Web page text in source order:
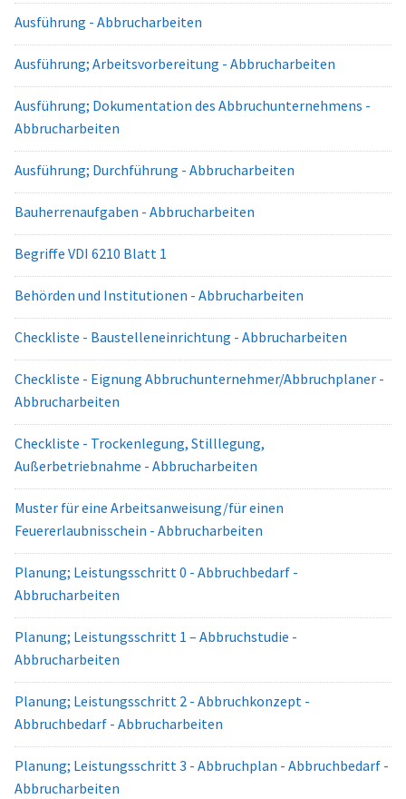
Ausführung - Abbrucharbeiten
Ausführung; Arbeitsvorbereitung - Abbrucharbeiten
Ausführung; Dokumentation des Abbruchunternehmens -
Abbrucharbeiten
Ausführung; Durchführung - Abbrucharbeiten
Bauherrenaufgaben - Abbrucharbeiten
Begriffe VDI 6210 Blatt 1
Behörden und Institutionen - Abbrucharbeiten
Checkliste - Baustelleneinrichtung - Abbrucharbeiten
Checkliste - Eignung Abbruchunternehmer/Abbruchplaner -
Abbrucharbeiten
Checkliste - Trockenlegung, Stilllegung,
Außerbetriebnahme - Abbrucharbeiten
Muster für eine Arbeitsanweisung/für einen
Feuererlaubnisschein - Abbrucharbeiten
Planung; Leistungsschritt 0 - Abbruchbedarf -
Abbrucharbeiten
Planung; Leistungsschritt 1 – Abbruchstudie -
Abbrucharbeiten
Planung; Leistungsschritt 2 - Abbruchkonzept -
Abbruchbedarf - Abbrucharbeiten
Planung; Leistungsschritt 3 - Abbruchplan - Abbruchbedarf -
Abbrucharbeiten